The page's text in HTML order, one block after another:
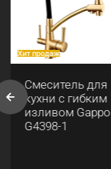
Хит продаж
Смеситель для
кухни с гибким
изливом Gappo
G4398-1